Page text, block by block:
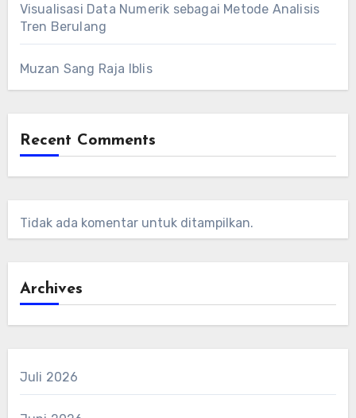
Visualisasi Data Numerik sebagai Metode Analisis
Tren Berulang
Muzan Sang Raja Iblis
Recent Comments
Tidak ada komentar untuk ditampilkan.
Archives
Juli 2026